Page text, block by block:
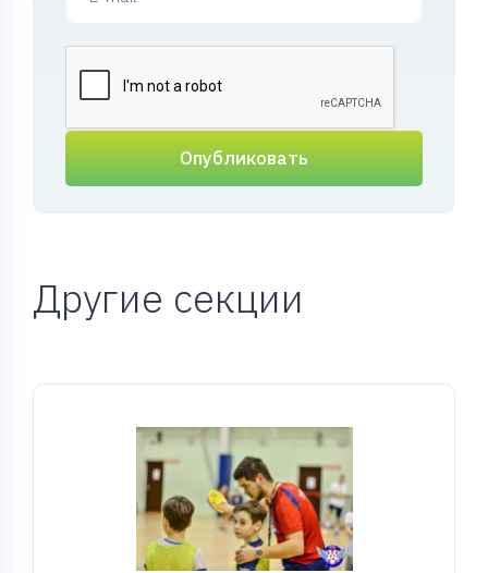
Опубликовать
Другие секции